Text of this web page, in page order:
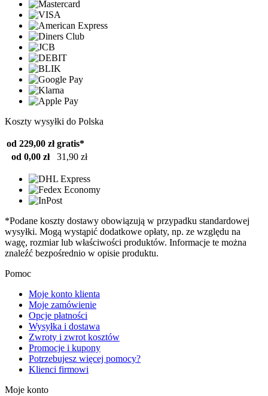
Koszty wysyłki do Polska
od 229,00 zł gratis*
od 0,00 zł
31,90 zł
*Podane koszty dostawy obowiązują w przypadku standardowej
wysyłki. Mogą wystąpić dodatkowe opłaty, np. ze względu na
wagę, rozmiar lub właściwości produktów. Informacje te można
znaleźć bezpośrednio w opisie produktu.
Pomoc
Moje konto klienta
Moje zamówienie
Opcje płatności
Wysyłka i dostawa
Zwroty i zwrot kosztów
Promocje i kupony
Potrzebujesz więcej pomocy?
Klienci firmowi
Moje konto